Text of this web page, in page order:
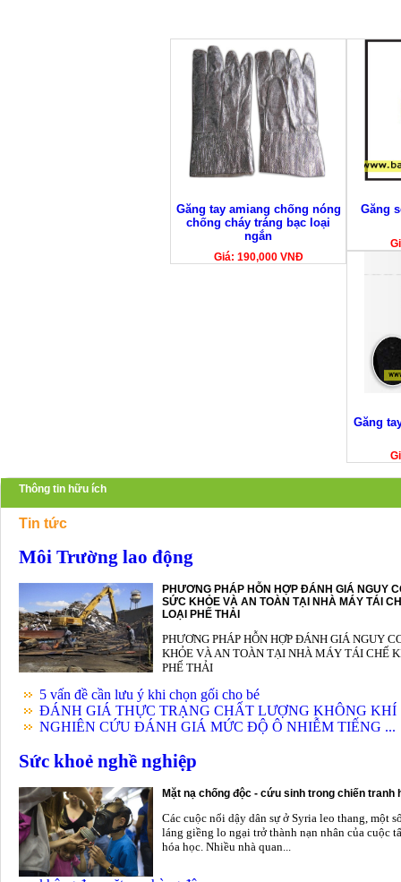
Găng tay amiang chống nóng
chống cháy tráng bạc loại
ngắn
Giá: 190,000 VNĐ
Găng
Găng
Thông tin hữu ích
Tin tức
Môi Trường lao động
PHƯƠNG PHÁP HỖN HỢP ĐÁNH GIÁ NGUY
SỨC KHỎE VÀ AN TOÀN TẠI NHÀ MÁY TÁI
LOẠI PHẾ THẢI
PHƯƠNG PHÁP HỖN HỢP ĐÁNH GIÁ NGUY
KHỎE VÀ AN TOÀN TẠI NHÀ MÁY TÁI CHẾ
PHẾ THẢI
5 vấn đề cần lưu ý khi chọn gối cho bé
ĐÁNH GIÁ THỰC TRẠNG CHẤT LƯỢNG KHÔNG KHÍ
NGHIÊN CỨU ĐÁNH GIÁ MỨC ĐỘ Ô NHIỄM TIẾNG ...
Sức khoẻ nghề nghiệp
Mặt nạ chống độc - cứu sinh trong chiến tranh
Các cuộc nổi dậy dân sự ở Syria leo thang, một
láng giềng lo ngại trở thành nạn nhân của cuộc
hóa học. Nhiều nhà quan...